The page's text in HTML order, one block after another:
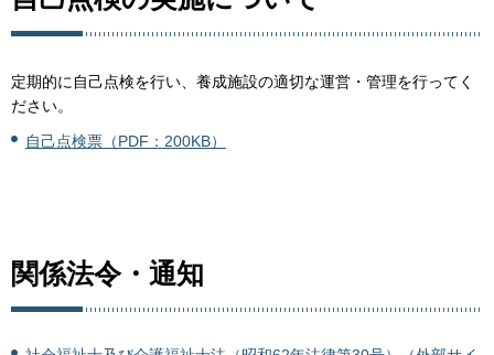
定期的に自己点検を行い、養成施設の適切な運営・管理を行ってく
ださい。
自己点検票（PDF：200KB）
関係法令・通知